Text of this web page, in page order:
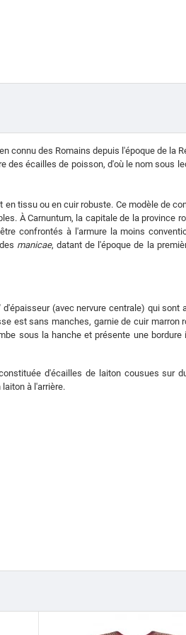
connu des Romains depuis l'époque de la
des écailles de poisson, d'où le nom sous
tissu ou en cuir robuste. Ce modèle de
À Carnuntum, la capitale de la province
confrontés à l'armure la moins
manicae, datant de l'époque de la
(avec nervure centrale) qui sont
est sans manches, garnie de cuir marron
sous la hanche et présente une bordure
d'écailles de laiton cousues sur
à l'arrière.